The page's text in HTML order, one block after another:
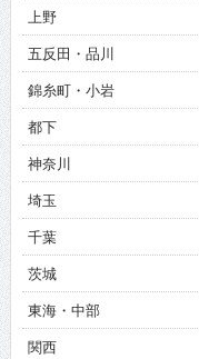
上野
五反田・品川
錦糸町・小岩
都下
神奈川
埼玉
千葉
茨城
東海・中部
関西